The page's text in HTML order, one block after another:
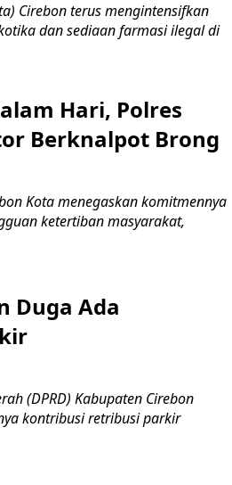
Cirebon terus mengintensifkan
dan sediaan farmasi ilegal di
Hari, Polres
Berknalpot Brong
Kota menegaskan komitmennya
ketertiban masyarakat,
Duga Ada
(DPRD) Kabupaten Cirebon
kontribusi retribusi parkir